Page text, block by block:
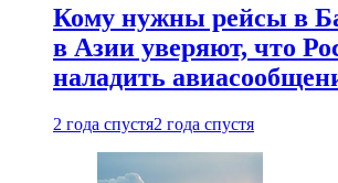
Кому нужны рейсы в
в Азии уверяют, что
наладить
2 года спустя2 года спустя